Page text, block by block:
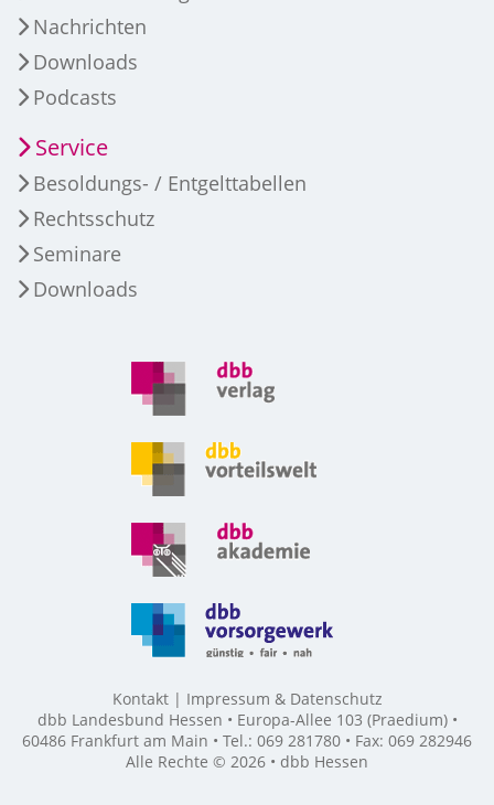
Nachrichten
Downloads
Podcasts
Service
Besoldungs- / Entgelttabellen
Rechtsschutz
Seminare
Downloads
Kontakt
Impressum & Datenschutz
dbb Landesbund Hessen • Europa-Allee 103 (Praedium) •
60486 Frankfurt am Main • Tel.: 069 281780 • Fax: 069 282946
Alle Rechte © 2026 • dbb Hessen